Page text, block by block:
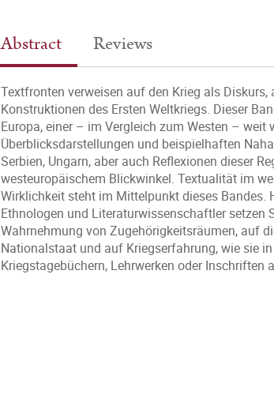
Abstract Reviews
Textfronten verweisen auf den Krieg als
Konstruktionen des Ersten Weltkriegs. Dieser
Europa, einer – im Vergleich zum Westen –
Überblicksdarstellungen und beispielhaften
Serbien, Ungarn, aber auch Reflexionen dieser
westeuropäischem Blickwinkel. Textualität im
Wirklichkeit steht im Mittelpunkt dieses Bandes.
Ethnologen und Literaturwissenschaftler
Wahrnehmung von Zugehörigkeitsräumen, auf
Nationalstaat und auf Kriegserfahrung, wie sie
Kriegstagebüchern, Lehrwerken oder Inschriften